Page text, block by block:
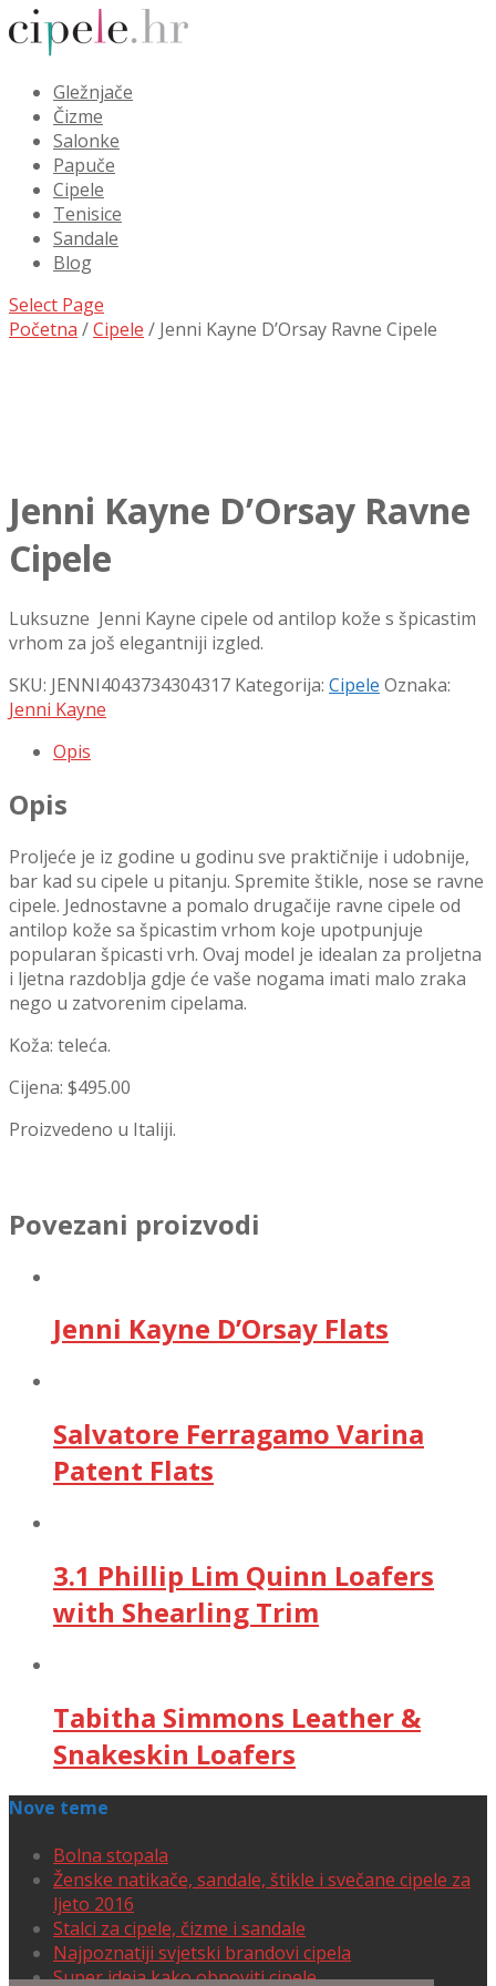
Gležnjače
Čizme
Salonke
Papuče
Cipele
Tenisice
Sandale
Blog
Select Page
Početna /Cipele / Jenni Kayne D’Orsay Ravne Cipele
Jenni Kayne D’Orsay Ravne
Cipele
Luksuzne Jenni Kayne cipele od antilop kože s špicastim
vrhom za još elegantniji izgled.
SKU: JENNI4043734304317 Kategorija: Cipele Oznaka:
Jenni Kayne
Opis
Opis
Proljeće je iz godine u godinu sve praktičnije i udobnije,
bar kad su cipele u pitanju. Spremite štikle, nose se ravne
cipele. Jednostavne a pomalo drugačije ravne cipele od
antilop kože sa špicastim vrhom koje upotpunjuje
popularan špicasti vrh. Ovaj model je idealan za proljetna
i ljetna razdoblja gdje će vaše nogama imati malo zraka
nego u zatvorenim cipelama.
Koža: teleća.
Cijena: $495.00
Proizvedeno u Italiji.
Povezani proizvodi
Jenni Kayne D’Orsay Flats
Salvatore Ferragamo Varina
Patent Flats
3.1 Phillip Lim Quinn Loafers
with Shearling Trim
Tabitha Simmons Leather &
Snakeskin Loafers
Nove teme
Bolna stopala
Ženske natikače, sandale, štikle i svečane cipele za
ljeto 2016
Stalci za cipele, čizme i sandale
Najpoznatiji svjetski brandovi cipela
Super ideja kako obnoviti cipele